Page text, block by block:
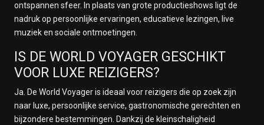
ontspannen sfeer. In plaats van grote productieshows ligt de
nadruk op persoonlijke ervaringen, educatieve lezingen, live
muziek en sociale ontmoetingen.
IS DE WORLD VOYAGER GESCHIKT
VOOR LUXE REIZIGERS?
Ja. De World Voyager is ideaal voor reizigers die op zoek zijn
naar luxe, persoonlijke service, gastronomische gerechten en
bijzondere bestemmingen. Dankzij de kleinschaligheid